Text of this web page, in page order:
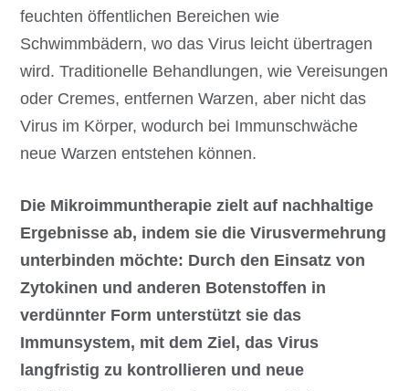
feuchten öffentlichen Bereichen wie
Schwimmbädern, wo das Virus leicht übertragen
wird. Traditionelle Behandlungen, wie Vereisungen
oder Cremes, entfernen Warzen, aber nicht das
Virus im Körper, wodurch bei Immunschwäche
neue Warzen entstehen können.
Die Mikroimmuntherapie zielt auf nachhaltige
Ergebnisse ab, indem sie die Virusvermehrung
unterbinden möchte: Durch den Einsatz von
Zytokinen und anderen Botenstoffen in
verdünnter Form unterstützt sie das
Immunsystem, mit dem Ziel, das Virus
langfristig zu kontrollieren und neue